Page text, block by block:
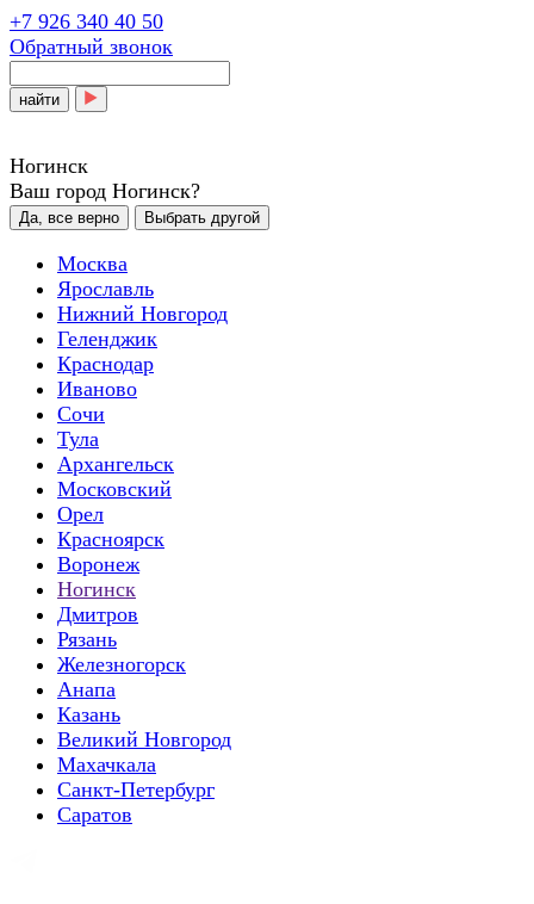
+7 926 340 40 50
Обратный звонок
найти
Ногинск
Ваш город Ногинск?
Да, все верно Выбрать другой
Москва
Ярославль
Нижний Новгород
Геленджик
Краснодар
Иваново
Сочи
Тула
Архангельск
Московский
Орел
Красноярск
Воронеж
Ногинск
Дмитров
Рязань
Железногорск
Анапа
Казань
Великий Новгород
Махачкала
Санкт-Петербург
Саратов